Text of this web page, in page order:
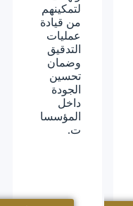
لتمكينهم
من قيادة
عمليات
التدقيق
وضمان
تحسين
الجودة
داخل
المؤسسا
ت.